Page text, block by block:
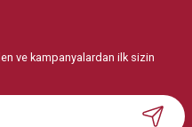
ve kampanyalardan ilk sizin